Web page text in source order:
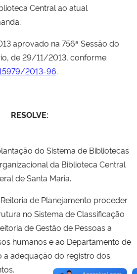
Central ao atual
aprovado na 756ª Sessão do
de 29/11/2013, conforme
2013-96.
RESOLVE:
do Sistema de Bibliotecas
da Biblioteca Central
de Santa Maria.
de Planejamento proceder
no Sistema de Classificação
de Gestão de Pessoas a
humanos e ao Departamento de
a adequação do registro dos